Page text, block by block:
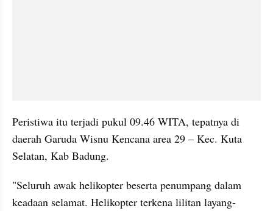
Peristiwa itu terjadi pukul 09.46 WITA, tepatnya di
daerah Garuda Wisnu Kencana area 29 – Kec. Kuta
Selatan, Kab Badung.
"Seluruh awak helikopter beserta penumpang dalam
keadaan selamat. Helikopter terkena lilitan layang-